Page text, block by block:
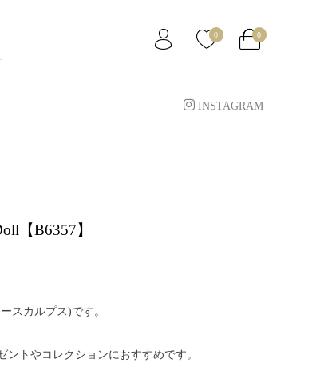
0 0
INSTAGRAM
【B6357】
スカルプス)です。
ントやコレクションにおすすめです。